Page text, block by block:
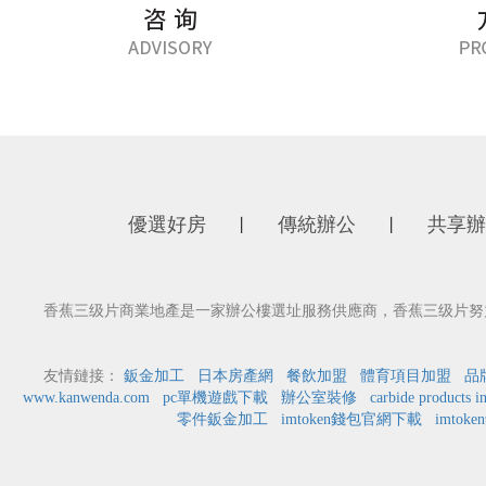
優選好房 傳統辦公 共享
香蕉三级片商業地產是一家辦公樓選址服務供應商，香蕉三级片努
友情鏈接： 鈑金加工 日本房產網 餐飲加盟 體育項目加盟
品
www.kanwenda.com
pc單機遊戲下載 辦公室裝修
carbide products
零件鈑金加工
imtoken錢包官網下載